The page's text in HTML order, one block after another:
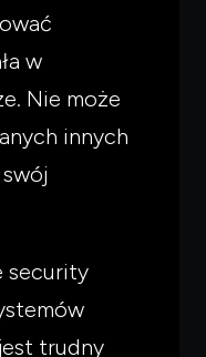
w
Nie może
innych
security
trudny